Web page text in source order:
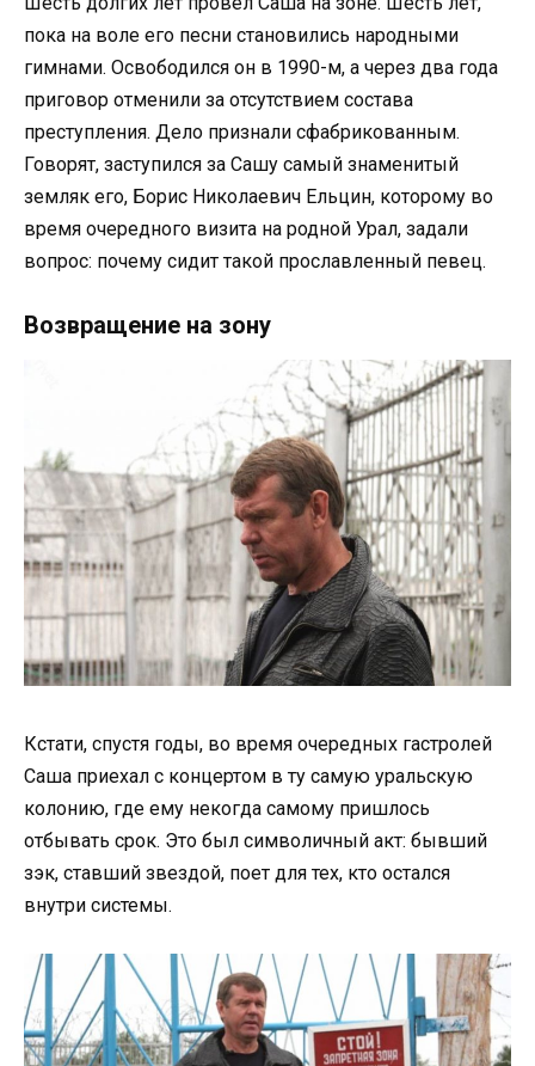
пока на воле его песни становились народными
гимнами. Освободился он в 1990-м, а через два года
приговор отменили за отсутствием состава
преступления. Дело признали сфабрикованным.
Говорят, заступился за Сашу самый знаменитый
земляк его, Борис Николаевич Ельцин, которому во
время очередного визита на родной Урал, задали
вопрос: почему сидит такой прославленный певец.
Возвращение на зону
Кстати, спустя годы, во время очередных гастролей
Саша приехал с концертом в ту самую уральскую
колонию, где ему некогда самому пришлось
отбывать срок. Это был символичный акт: бывший
зэк, ставший звездой, поет для тех, кто остался
внутри системы.